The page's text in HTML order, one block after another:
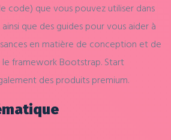
code) que vous pouvez utiliser dans
que des guides pour vous aider à
en matière de conception et de
framework Bootstrap. Start
des produits premium.